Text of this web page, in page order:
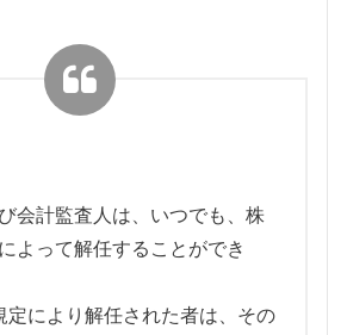
会計監査人は、いつでも、株
よって解任することができ
により解任された者は、その